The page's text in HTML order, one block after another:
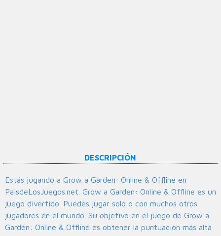
DESCRIPCIÓN
Estás jugando a Grow a Garden: Online & Offline en
PaisdeLosJuegos.net. Grow a Garden: Online & Offline es un
juego divertido. Puedes jugar solo o con muchos otros
jugadores en el mundo. Su objetivo en el juego de Grow a
Garden: Online & Offline es obtener la puntuación más alta